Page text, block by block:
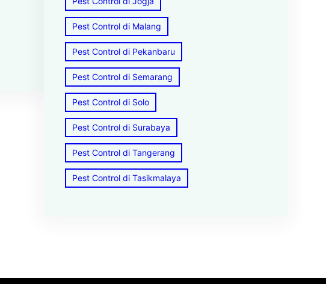
Pest Control di Malang
Pest Control di Pekanbaru
Pest Control di Semarang
Pest Control di Solo
Pest Control di Surabaya
Pest Control di Tangerang
Pest Control di Tasikmalaya